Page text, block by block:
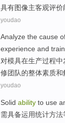
具有图像主客观评价
youdao
Analyze the cause
experience and
对模具在生产过程中
修团队的整体素质和
youdao
Solid ability to use
需具备运用统计方法